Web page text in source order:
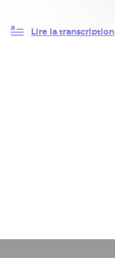
Lire la transcription